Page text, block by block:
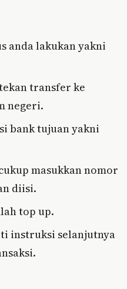
anda lakukan yakni
transfer ke
negeri.
bank tujuan yakni
masukkan nomor
diisi.
top up.
instruksi selanjutnya